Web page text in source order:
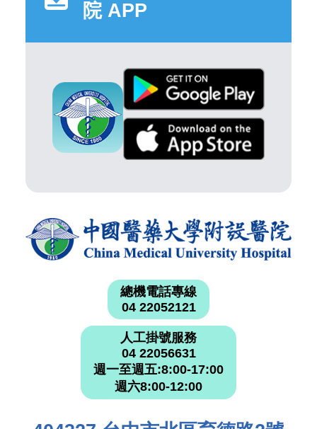
院 APP
總機電話專線
04 22052121
人工掛號服務
04 22056631
週一至週五:8:00-17:00
週六8:00-12:00